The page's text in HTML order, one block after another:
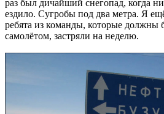
раз был дичайший снегопад, когда
ездило. Сугробы под два метра. Я
ребята из команды, которые
самолётом, застряли на неделю.